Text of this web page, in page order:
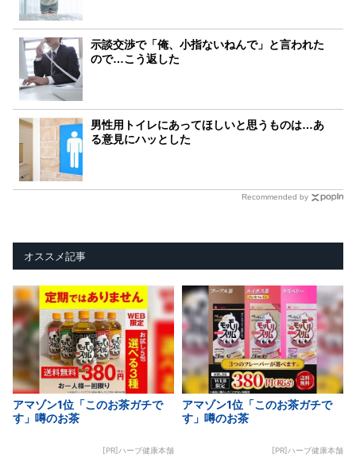
示談交渉で「俺、小指ないねんで」と言われた
ので…こう返した
男性用トイレにあってほしいと思うものは…あ
る意見にハッとした
Recommended by
オススメ記事
アマゾン1位「このお茶ガチで
す」噂のお茶
[PR]ハーブ健康本舗
アマゾン1位「このお茶ガチで
す」噂のお茶
[PR]ハーブ健康本舗